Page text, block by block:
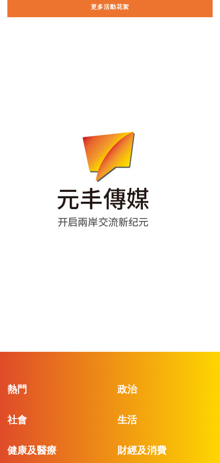
更多活動花絮
熱門 政治
社會 生活
健康及醫療 財經及消費